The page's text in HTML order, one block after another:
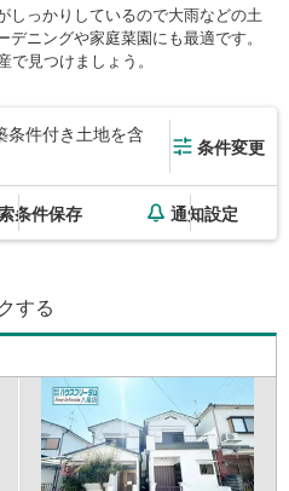
しっかりしているので大雨などの土
ニングや家庭菜園にも最適です。
見つけましょう。
条件付き土地を含
条件変更
条件保存 通知設定
する